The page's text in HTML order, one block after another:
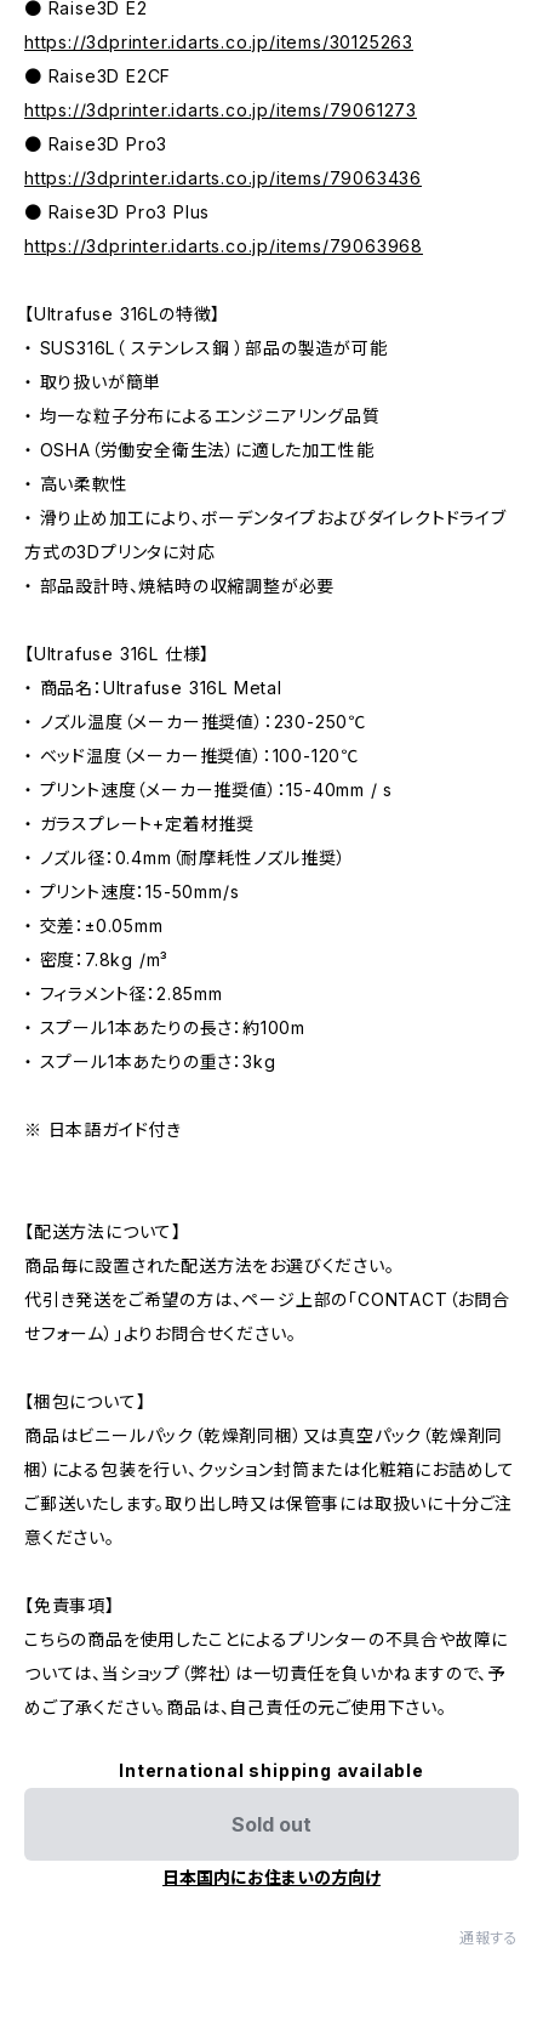
● Raise3D E2
https://3dprinter.idarts.co.jp/items/30125263
● Raise3D E2CF
https://3dprinter.idarts.co.jp/items/79061273
● Raise3D Pro3
https://3dprinter.idarts.co.jp/items/79063436
● Raise3D Pro3 Plus
https://3dprinter.idarts.co.jp/items/79063968
【Ultrafuse 316Lの特徴】
・ SUS316L（ ステンレス鋼 ）部品の製造が可能
・ 取り扱いが簡単
・ 均一な粒子分布によるエンジニアリング品質
・ OSHA（労働安全衛生法）に適した加工性能
・ 高い柔軟性
・ 滑り止め加工により、ボーデンタイプおよびダイレクトドライブ
方式の3Dプリンタに対応
・ 部品設計時、焼結時の収縮調整が必要
【Ultrafuse 316L 仕様】
・ 商品名：Ultrafuse 316L Metal
・ ノズル温度（メーカー推奨値）：230-250℃
・ ベッド温度（メーカー推奨値）：100-120℃
・ プリント速度（メーカー推奨値）：15-40mm / s
・ ガラスプレート+定着材推奨
・ ノズル径：0.4mm（耐摩耗性ノズル推奨）
・ プリント速度：15-50mm/s
・ 交差：±0.05mm
・ 密度：7.8kg /m³
・ フィラメント径：2.85mm
・ スプール1本あたりの長さ：約100m
・ スプール1本あたりの重さ：3kg
※ 日本語ガイド付き
【配送方法について】
商品毎に設置された配送方法をお選びください。
代引き発送をご希望の方は、ページ上部の「CONTACT（お問合
せフォーム）」よりお問合せください。
【梱包について】
商品はビニールパック（乾燥剤同梱）又は真空パック（乾燥剤同
梱）による包装を行い、クッション封筒または化粧箱にお詰めして
ご郵送いたします。取り出し時又は保管事には取扱いに十分ご注
意ください。
【免責事項】
こちらの商品を使用したことによるプリンターの不具合や故障に
ついては、当ショップ（弊社）は一切責任を負いかねますので、予
めご了承ください。商品は、自己責任の元ご使用下さい。
International shipping available
Sold out
日本国内にお住まいの方向け
通報する